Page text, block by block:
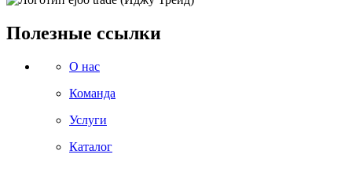
Полезные ссылки
О нас
Команда
Услуги
Каталог